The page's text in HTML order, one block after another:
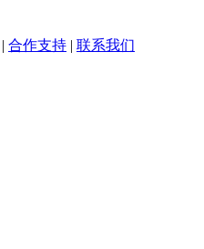
| 合作支持 | 联系我们